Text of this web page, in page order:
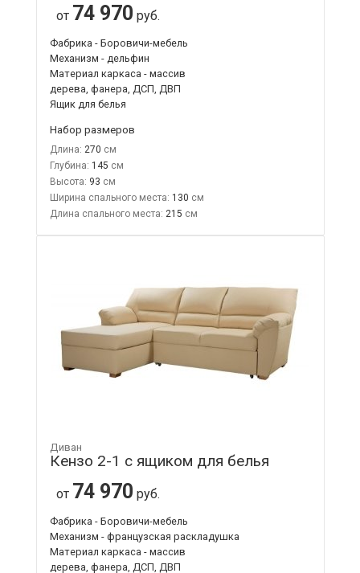
от 74 970 руб.
Фабрика - Боровичи-мебель
Механизм - дельфин
Материал каркаса - массив
дерева, фанера, ДСП, ДВП
Ящик для белья
Набор размеров
Длина: 270
Глубина: 145
Высота: 93
Ширина спального места: 130
Длина спального места: 215
Диван
Кензо 2-1 с ящиком для белья
от 74 970 руб.
Фабрика - Боровичи-мебель
Механизм - французская раскладушка
Материал каркаса - массив
дерева, фанера, ДСП, ДВП